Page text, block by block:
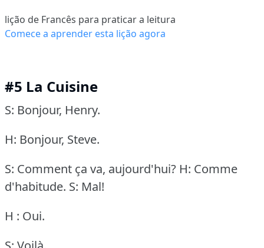
lição de Francês para praticar a leitura
Comece a aprender esta lição agora
#5 La Cuisine
S: Bonjour, Henry.
H: Bonjour, Steve.
S: Comment ça va, aujourd'hui? H: Comme
d'habitude. S: Mal!
H : Oui.